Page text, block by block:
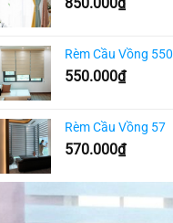
Rèm Cầu Vồng 550
550.000₫
Rèm Cầu Vồng 57
570.000₫